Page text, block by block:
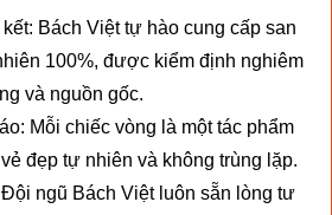
Bách Việt tự hào cung cấp san
100%, được kiểm định nghiêm
và nguồn gốc.
Mỗi chiếc vòng là một tác phẩm
đẹp tự nhiên và không trùng lặp.
Đội ngũ Bách Việt luôn sẵn lòng tư